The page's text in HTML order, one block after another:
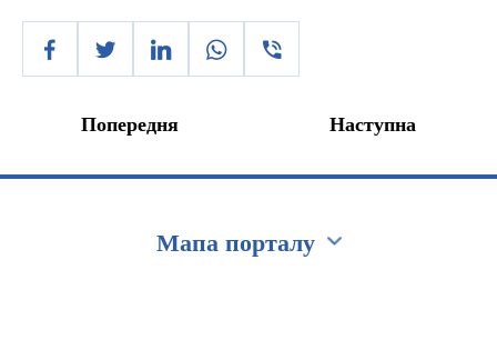
Попередня Наступна
Мапа порталу